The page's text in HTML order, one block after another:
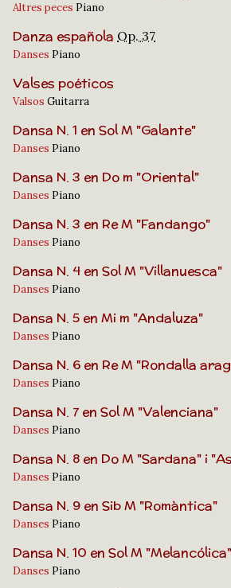
Altres peces Piano
Danza española Op. 37
Danses Piano
Valses poéticos
Valsos Guitarra
Dansa N. 1 en Sol M "Galante"
Danses Piano
Dansa N. 3 en Do m "Oriental"
Danses Piano
Dansa N. 3 en Re M "Fandango"
Danses Piano
Dansa N. 4 en Sol M "Villanuesca"
Danses Piano
Dansa N. 5 en Mi m "Andaluza"
Danses Piano
Dansa N. 6 en Re M "Rondalla
Danses Piano
Dansa N. 7 en Sol M "Valenciana"
Danses Piano
Dansa N. 8 en Do M "Sardana" i
Danses Piano
Dansa N. 9 en Sib M "Romàntica"
Danses Piano
Dansa N. 10 en Sol M
Danses Piano